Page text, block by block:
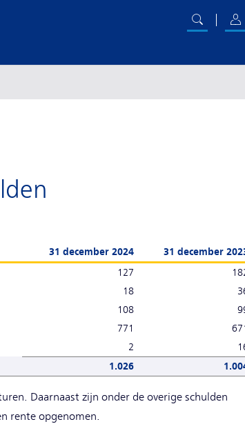
31 december 2024
31 december
127
18
108
771
2
1.026
Daarnaast zijn onder de overige schulden
rente opgenomen.